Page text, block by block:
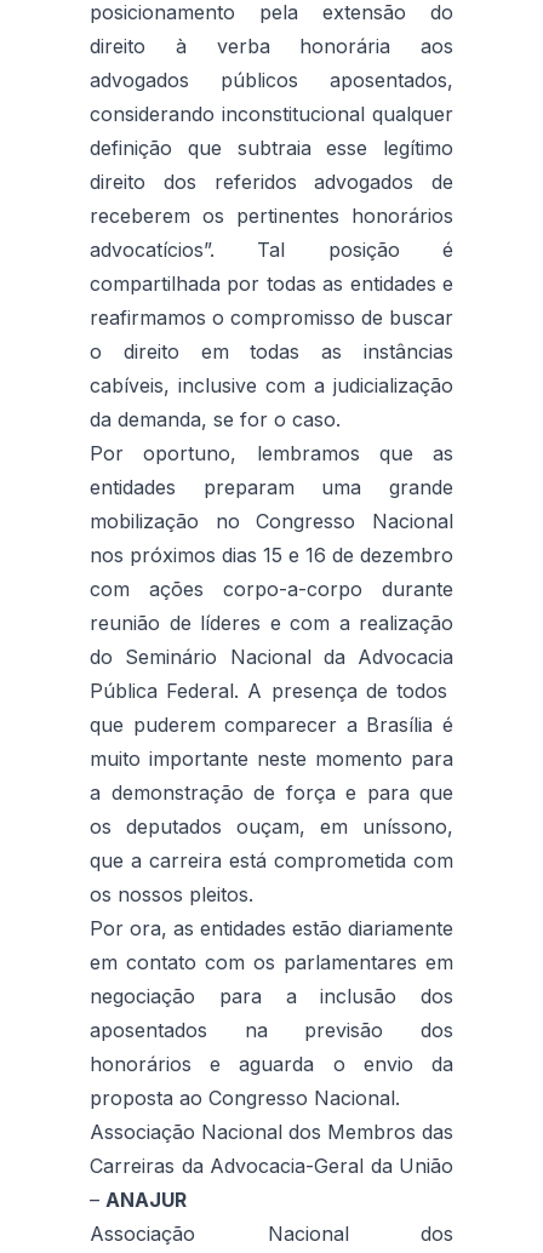
posicionamento pela extensão do
direito à verba honorária aos
advogados públicos aposentados,
considerando inconstitucional qualquer
definição que subtraia esse legítimo
direito dos referidos advogados de
receberem os pertinentes honorários
advocatícios”. Tal posição é
compartilhada por todas as entidades e
reafirmamos o compromisso de buscar
o direito em todas as instâncias
cabíveis, inclusive com a judicialização
da demanda, se for o caso.
Por oportuno, lembramos que as
entidades preparam uma grande
mobilização no Congresso Nacional
nos próximos dias 15 e 16 de dezembro
com ações corpo-a-corpo durante
reunião de líderes e com a realização
do Seminário Nacional da Advocacia
Pública Federal. A presença de todos
que puderem comparecer a Brasília é
muito importante neste momento para
a demonstração de força e para que
os deputados ouçam, em uníssono,
que a carreira está comprometida com
os nossos pleitos.
Por ora, as entidades estão diariamente
em contato com os parlamentares em
negociação para a inclusão dos
aposentados na previsão dos
honorários e aguarda o envio da
proposta ao Congresso Nacional.
Associação Nacional dos Membros das
Carreiras da Advocacia-Geral da União
– ANAJUR
Associação Nacional dos